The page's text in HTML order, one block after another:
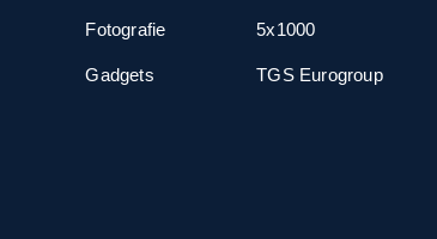
Fotografie
Gadgets
5x1000
TGS Eurogroup